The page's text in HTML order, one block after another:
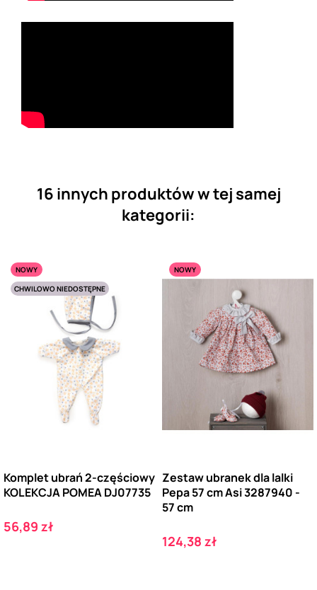
16 innych produktów w tej samej
kategorii:
NOWY
CHWILOWO NIEDOSTĘPNE
Komplet ubrań 2-częściowy
KOLEKCJA POMEA DJ07735
Cena
56,89 zł
NOWY
Zestaw ubranek dla lalki
Pepa 57 cm Asi 3287940 -
57 cm
Cena
124,38 zł